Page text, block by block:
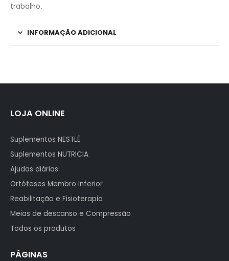
trabalho.
INFORMAÇÃO ADICIONAL
LOJA ONLINE
Suplementos NESTLÉ
Suplementos NUTRICIA
Ajudas diárias
Ortóteses Membro Inferior
Reabilitação e Fisioterapia
Meias de descanso e Compressão
Todos os produtos
PÁGINAS